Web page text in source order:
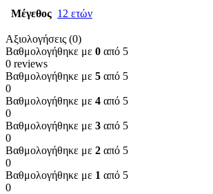
Μέγεθος 12 ετών
Αξιολογήσεις (0)
Βαθμολογήθηκε με 0 από 5
0 reviews
Βαθμολογήθηκε με 5 από 5
0
Βαθμολογήθηκε με 4 από 5
0
Βαθμολογήθηκε με 3 από 5
0
Βαθμολογήθηκε με 2 από 5
0
Βαθμολογήθηκε με 1 από 5
0